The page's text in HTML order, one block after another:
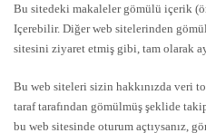
Bu sitedeki makaleler gömülü içerik
Içerebilir. Diğer web sitelerinden
sitesini ziyaret etmiş gibi, tam olarak
Bu web siteleri sizin hakkınızda veri
taraf tarafından gömülmüş şeklide
bu web sitesinde oturum açtıysanız,